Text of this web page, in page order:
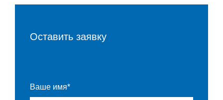
Оставить заявку
Ваше имя*